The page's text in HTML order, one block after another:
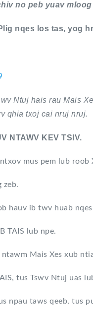
no peb yuav
nqes los tas, yog
Ntuj hais rau Mais
qhia txoj cai nruj nruj.
NTAWV KEV TSIV.
mus pem lub roob
zeb.
ib twv huab nqes
TAIS lub npe.
Mais Xes xub
tus Tswv Ntuj uas
npau taws qeeb,